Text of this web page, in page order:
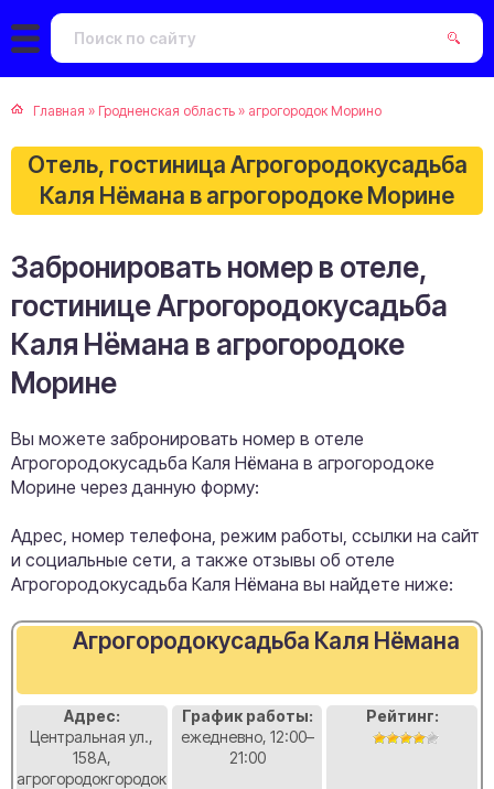
Главная » Гродненская область » агрогородок Морино
Отель, гостиница Агрогородокусадьба
Каля Нёмана в агрогородоке Морине
Забронировать номер в отеле,
гостинице Агрогородокусадьба
Каля Нёмана в агрогородоке
Морине
Вы можете забронировать номер в отеле
Агрогородокусадьба Каля Нёмана в агрогородоке
Морине через данную форму:
Адрес, номер телефона, режим работы, ссылки на сайт
и социальные сети, а также отзывы об отеле
Агрогородокусадьба Каля Нёмана вы найдете ниже:
Агрогородокусадьба Каля Нёмана
Адрес:
Центральная ул.,
158А,
агрогородокгородок
График работы:
ежедневно, 12:00–
21:00
Рейтинг: